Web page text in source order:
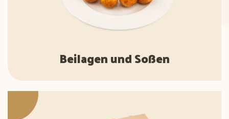
Beilagen und Soßen